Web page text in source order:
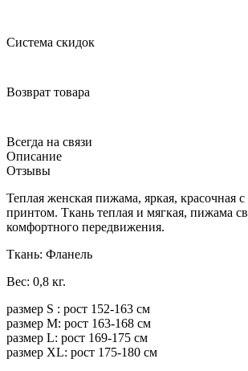
Система скидок
Возврат товара
Всегда на связи
Описание
Отзывы
Теплая женская пижама, яркая, красочная
принтом. Ткань теплая и мягкая, пижама
комфортного передвижения.
Ткань: Фланель
Вес: 0,8 кг.
размер S : рост 152-163 см
размер M: рост 163-168 см
размер L: рост 169-175 см
размер XL: рост 175-180 см